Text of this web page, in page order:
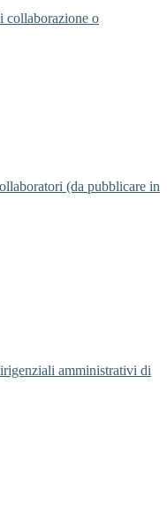
collaborazione o
(da pubblicare in
amministrativi di